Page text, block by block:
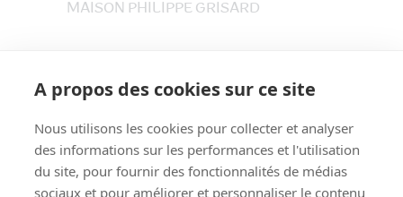
A propos des cookies sur ce site
Nous utilisons les cookies pour collecter et analyser
des informations sur les performances et l'utilisation
du site, pour fournir des fonctionnalités de médias
sociaux et pour améliorer et personnaliser le contenu
MAISON PHILIPPE GRISARD
Tél. 04 79 84 30 91